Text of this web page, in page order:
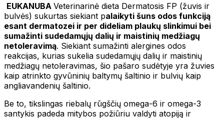
EUKANUBA Veterinarinė dieta Dermatosis FP (žuvis ir
bulvės) sukurtas siekiant palaikyti šuns odos funkciją
esant dermatozei ir per dideliam plaukų slinkimui bei
sumažinti sudedamųjų dalių ir maistinių medžiagų
netoleravimą. Siekiant sumažinti alergines odos
reakcijas, kurias sukelia sudedamųjų dalių ir maistinių
medžiagų netoleravimas, šio pašaro sudėtyje yra žuvies
kaip atrinkto gyvūninių baltymų šaltinio ir bulvių kaip
angliavandenių šaltinio.
Be to, tikslingas riebalų rūgščių omega-6 ir omega-3
santykis padeda mitybos požiūriu valdyti atopiją ir